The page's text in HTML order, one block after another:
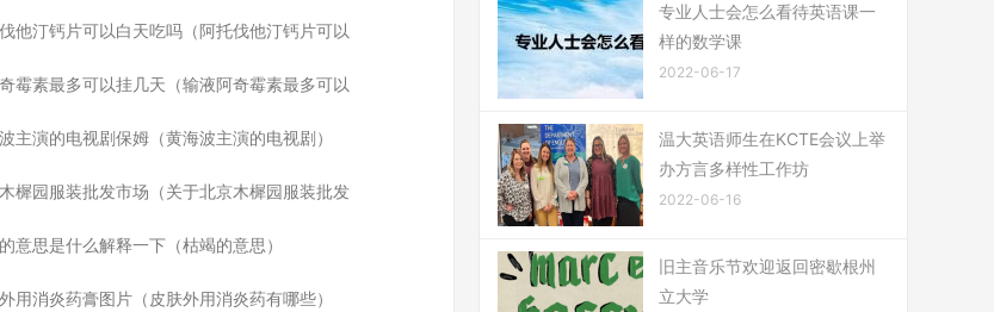
他汀钙片可以白天吃吗（阿托伐他汀钙片可以
霉素最多可以挂几天（输液阿奇霉素最多可以
主演的电视剧保姆（黄海波主演的电视剧）
樨园服装批发市场（关于北京木樨园服装批发
意思是什么解释一下（枯竭的意思）
用消炎药膏图片（皮肤外用消炎药有哪些）
专业人士会怎么看待英语课一
样的数学课
2022-06-17
温大英语师生在KCTE会议上举
办方言多样性工作坊
2022-06-16
旧主音乐节欢迎返回密歇根州
立大学